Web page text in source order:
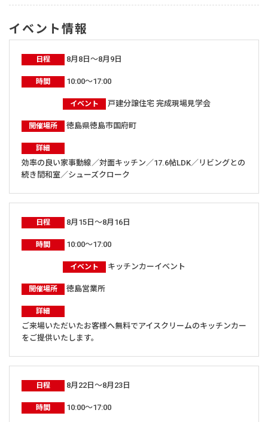
イベント情報
日程 8月8日～8月9日
時間 10:00～17:00
イベント 戸建分譲住宅 完成現場見学会
開催場所 徳島県徳島市国府町
詳細
効率の良い家事動線／対面キッチン／17.6帖LDK／リビングとの
続き間和室／シューズクローク
日程 8月15日～8月16日
時間 10:00～17:00
イベント キッチンカーイベント
開催場所 徳島営業所
詳細
ご来場いただいたお客様へ無料でアイスクリームのキッチンカー
をご提供いたします。
日程 8月22日～8月23日
時間 10:00～17:00